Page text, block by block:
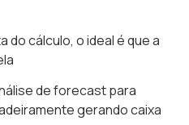
do cálculo, o ideal é que a
de forecast para
gerando caixa